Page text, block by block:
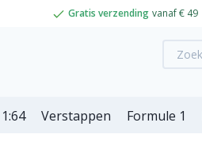
Gratis verzending vanaf € 49
1:64 Verstappen Formule 1